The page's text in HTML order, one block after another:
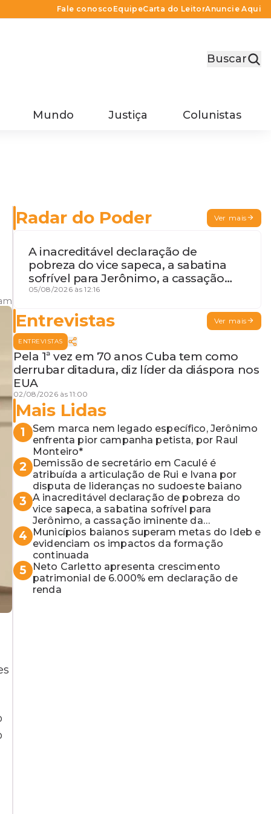
Fale conosco EquipeCarta do LeitorAnuncie Aqui
Buscar
Mundo Justiça Colunistas
Radar do Poder Ver mais
A inacreditável declaração de
pobreza do vice sapeca, a sabatina
sofrível para Jerônimo, a cassação
iminente da desembargadora e a
05/08/2026 às 12:16
Entrevistas Ver mais
ENTREVISTAS
Pela 1ª vez em 70 anos Cuba tem como
derrubar ditadura, diz líder da diáspora nos
EUA
02/08/2026 às 11:00
Mais Lidas
1
Sem marca nem legado específico, Jerônimo
enfrenta pior campanha petista, por Raul
Monteiro*
2
Demissão de secretário em Caculé é
atribuída a articulação de Rui e Ivana por
disputa de lideranças no sudoeste baiano
3 A inacreditável declaração de pobreza do
vice sapeca, a sabatina sofrível para
Jerônimo, a cassação iminente da
desembargadora e a vaga do Quinto para o
MP baiano
4
Municípios baianos superam metas do Ideb e
evidenciam os impactos da formação
continuada
5
Neto Carletto apresenta crescimento
patrimonial de 6.000% em declaração de
renda